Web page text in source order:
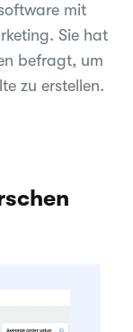
mit
Sie hat
befragt, um
zu erstellen.